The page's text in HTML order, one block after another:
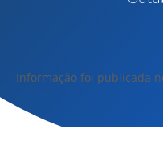
Informação foi publicada